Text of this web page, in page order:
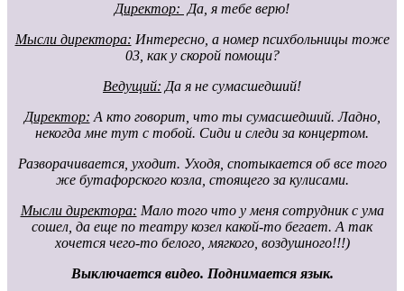
Директор: Да, я тебе верю!
Мысли директора: Интересно, а номер психбольницы тоже
03, как у скорой помощи?
Ведущий: Да я не сумасшедший!
Директор: А кто говорит, что ты сумасшедший. Ладно,
некогда мне тут с тобой. Сиди и следи за концертом.
Разворачивается, уходит. Уходя, спотыкается об все того
же бутафорского козла, стоящего за кулисами.
Мысли директора: Мало того что у меня сотрудник с ума
сошел, да еще по театру козел какой-то бегает. А так
хочется чего-то белого, мягкого, воздушного!!!)
Выключается видео. Поднимается язык.